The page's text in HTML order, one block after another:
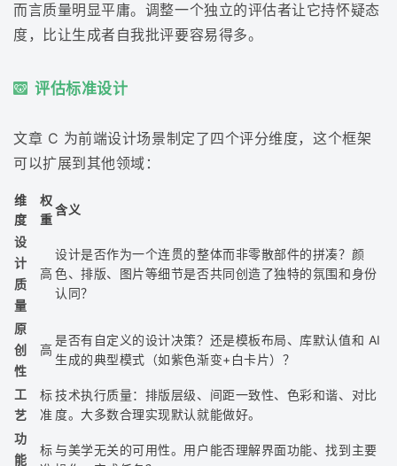
而言质量明显平庸。调整一个独立的评估者让它持怀疑态
度，比让生成者自我批评要容易得多。
评估标准设计
文章 C 为前端设计场景制定了四个评分维度，这个框架
可以扩展到其他领域：
维
度
权
重
含义
设
计
质
量
高
设计是否作为一个连贯的整体而非零散部件的拼凑？颜
色、排版、图片等细节是否共同创造了独特的氛围和身份
认同？
原
创
性
高
是否有自定义的设计决策？还是模板布局、库默认值和 AI
生成的典型模式（如紫色渐变+白卡片）？
工
艺
标
准
技术执行质量：排版层级、间距一致性、色彩和谐、对比
度。大多数合理实现默认就能做好。
功
能
标与美学无关的可用性。用户能否理解界面功能、找到主要